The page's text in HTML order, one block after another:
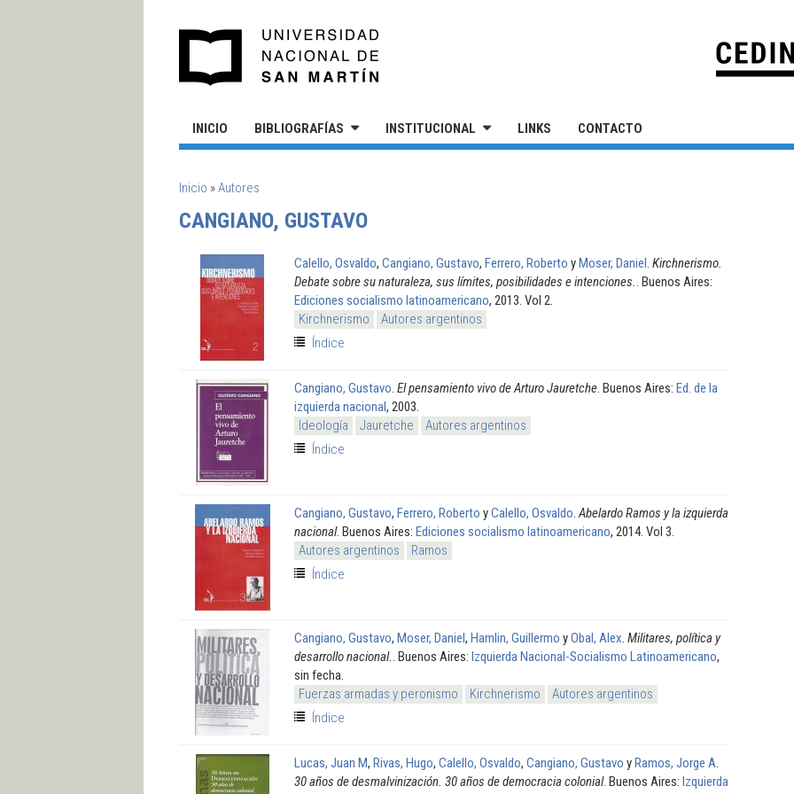
INICIO BIBLIOGRAFÍAS INSTITUCIONAL LINKS CONTACTO
SE ENCUENTRA USTED AQUÍ
Inicio »Autores
CANGIANO, GUSTAVO
Calello, Osvaldo, Cangiano, Gustavo, Ferrero, Roberto yMoser, Daniel Kirchnerismo.
Debate sobre su naturaleza, sus límites, posibilidades e intenciones.
. Buenos Aires:
Ediciones socialismo latinoamericano, 2013. Vol 2.
Kirchnerismo
Autores argentinos
Índice
Cangiano, Gustavo El pensamiento vivo de Arturo Jauretche . Buenos Aires: Ed. de la
izquierda nacional, 2003.
Ideología
Jauretche
Autores argentinos
Índice
Cangiano, Gustavo, Ferrero, Roberto yCalello, Osvaldo Abelardo Ramos y la izquierda
nacional. Buenos Aires: Ediciones socialismo latinoamericano, 2014. Vol 3.
Autores argentinos
Ramos
Índice
Cangiano, Gustavo, Moser, Daniel, Hamlin, Guillermo yObal, Alex Militares, política y
desarrollo nacional. . Buenos Aires: Izquierda Nacional-Socialismo Latinoamericano,
sin fecha.
Fuerzas armadas y peronismo
Kirchnerismo
Autores argentinos
Índice
Lucas, Juan M, Rivas, Hugo, Calello, Osvaldo, Cangiano, Gustavo yRamos, Jorge A
30 años de desmalvinización. 30 años de democracia colonial. Buenos Aires: Izquierda